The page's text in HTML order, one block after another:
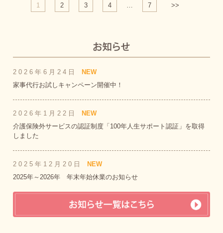
1 2 3 4 7 >>
2026年6月24日
NEW
家事代行お試しキャンペーン開催中！
2026年1月22日
NEW
介護保険外サービスの認証制度「100年人生サポート認証」を取得
しました
2025年12月20日
NEW
2025年～2026年 年末年始休業のお知らせ